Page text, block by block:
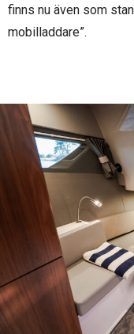
finns nu även som
mobilladdare”.